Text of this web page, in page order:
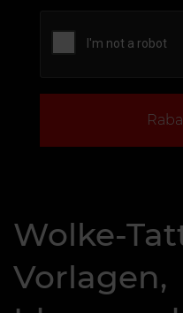
Wolke-
Vorlagen,